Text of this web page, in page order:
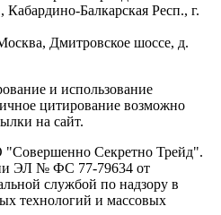
Балкарская Респ., г.
Дмитровское шоссе, д.
и использование
цитирование возможно
на сайт.
Секретно Трейд".
ЭЛ № ФС 77-79634 от
службой по надзору в
технологий и массовых